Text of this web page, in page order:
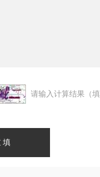
请输入计算结果（